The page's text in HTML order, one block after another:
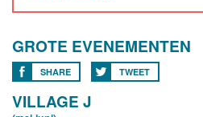
GROTE EVENEMENTEN
SHARE TWEET
VILLAGE J